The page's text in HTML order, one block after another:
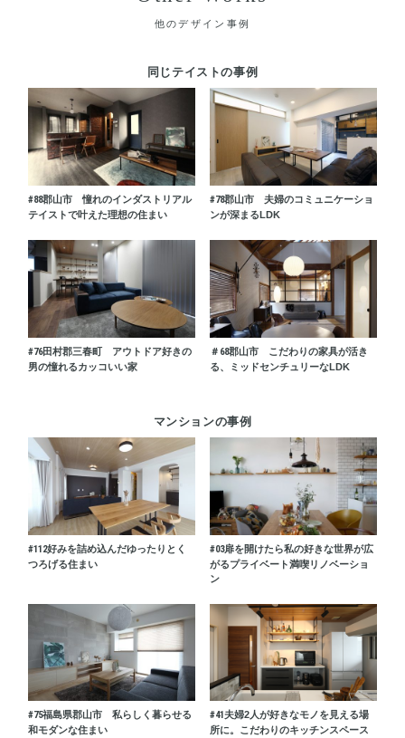
他のデザイン事例
同じテイストの事例
#88郡山市 憧れのインダストリアル
テイストで叶えた理想の住まい
#78郡山市 夫婦のコミュニケーショ
ンが深まるLDK
#76田村郡三春町 アウトドア好きの
男の憧れるカッコいい家
＃68郡山市 こだわりの家具が活き
る、ミッドセンチュリーなLDK
マンションの事例
#112好みを詰め込んだゆったりとく
つろげる住まい
#03扉を開けたら私の好きな世界が広
がるプライベート満喫リノベーショ
ン
#75福島県郡山市 私らしく暮らせる
和モダンな住まい
#41夫婦2人が好きなモノを見える場
所に。こだわりのキッチンスペース